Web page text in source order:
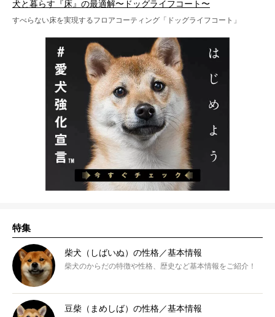
犬と暮らす『床』の最適解〜ドッグライフコート〜
すべらない床を実現するフロアコーティング「ドッグライフコート」
特集
柴犬（しばいぬ）の性格／基本情報
柴犬のからだの特徴や性格、歴史など基本情報をご紹介！
豆柴（まめしば）の性格／基本情報